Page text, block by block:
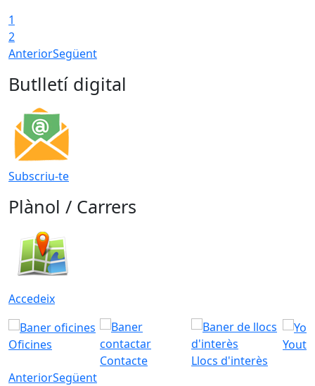
1
2
AnteriorSegüent
Butlletí digital
Subscriu-te
Plànol / Carrers
Accedeix
Oficines
Contacte
Llocs d'interès
AnteriorSegüent